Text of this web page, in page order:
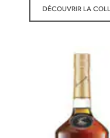
DÉCOUVRIR LA